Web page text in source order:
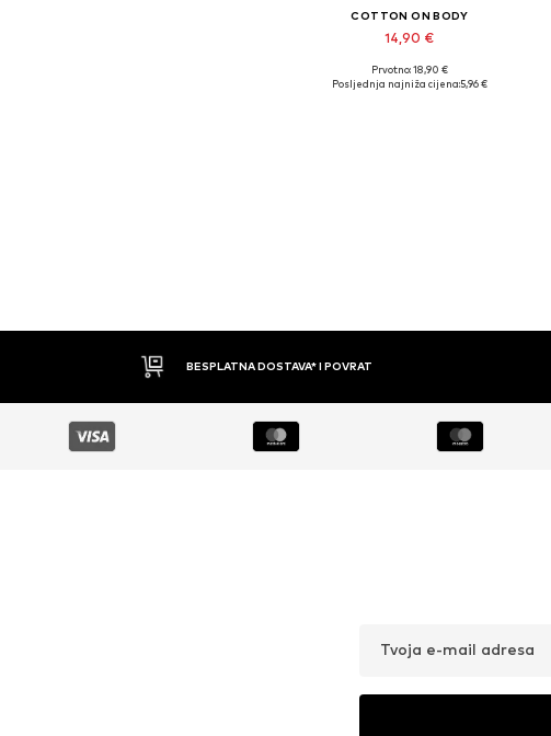
COTTON ON BODY
14,90 €
Dostupne veličine: S, M
Prvotno: 18,90 €
Posljednja najniža cijena:5,96 €
BESPLATNA DOSTAVA* I POVRAT
Tvoja e-mail adresa